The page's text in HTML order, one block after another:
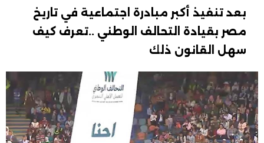
بعد تنفيذ أكبر مبادرة اجتماعية في تاريخ
مصر بقيادة التحالف الوطني ..تعرف كيف
سهل القانون ذلك